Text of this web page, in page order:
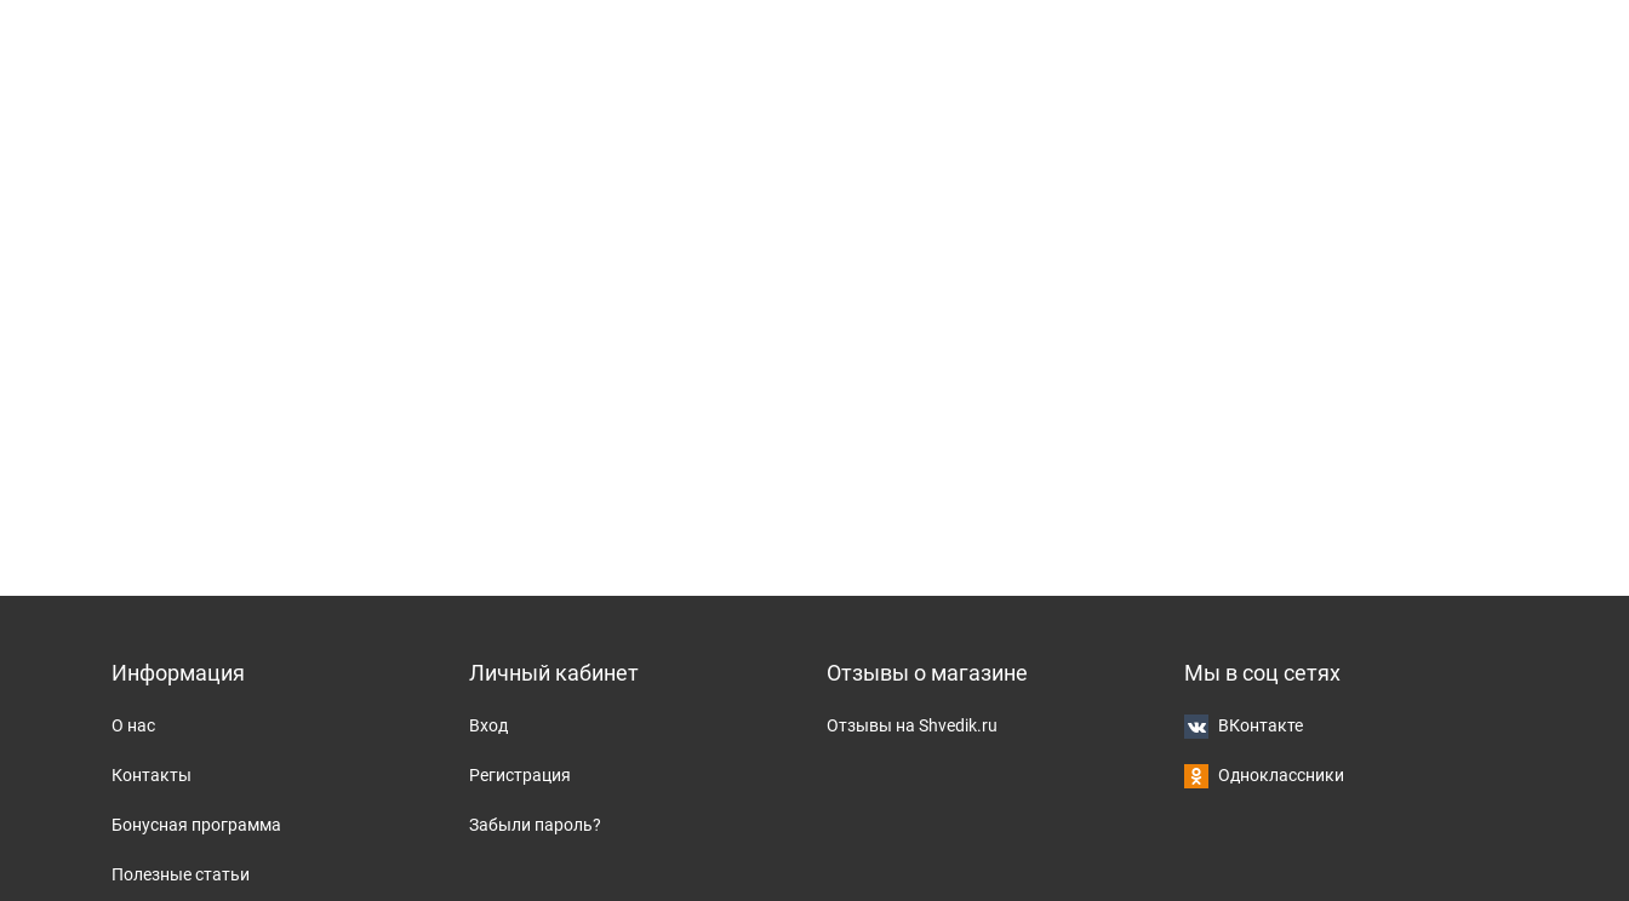
Информация
О нас
Контакты
Бонусная программа
Полезные статьи
Личный кабинет
Вход
Регистрация
Забыли пароль?
Отзывы о магазине
Отзывы на Shvedik.ru
Мы в соц сетях
ВКонтакте
Одноклассники